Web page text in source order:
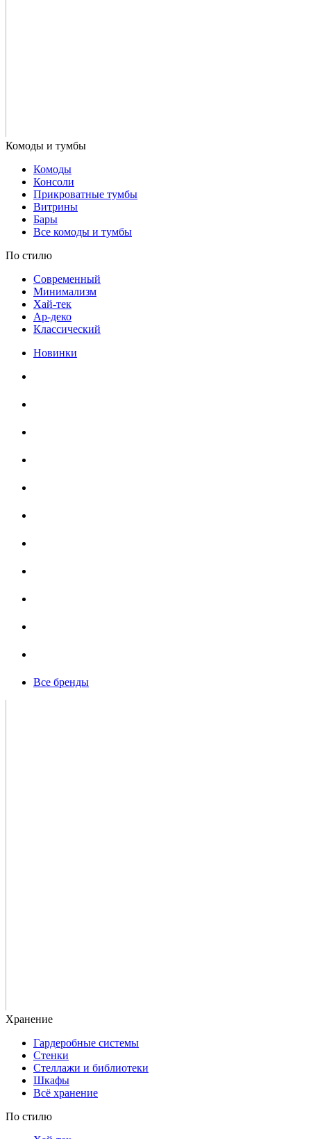
Комоды
Консоли
Прикроватные тумбы
Витрины
Бары
Гардеробные системы
Стенки
Стеллажи и библиотеки
Шкафы